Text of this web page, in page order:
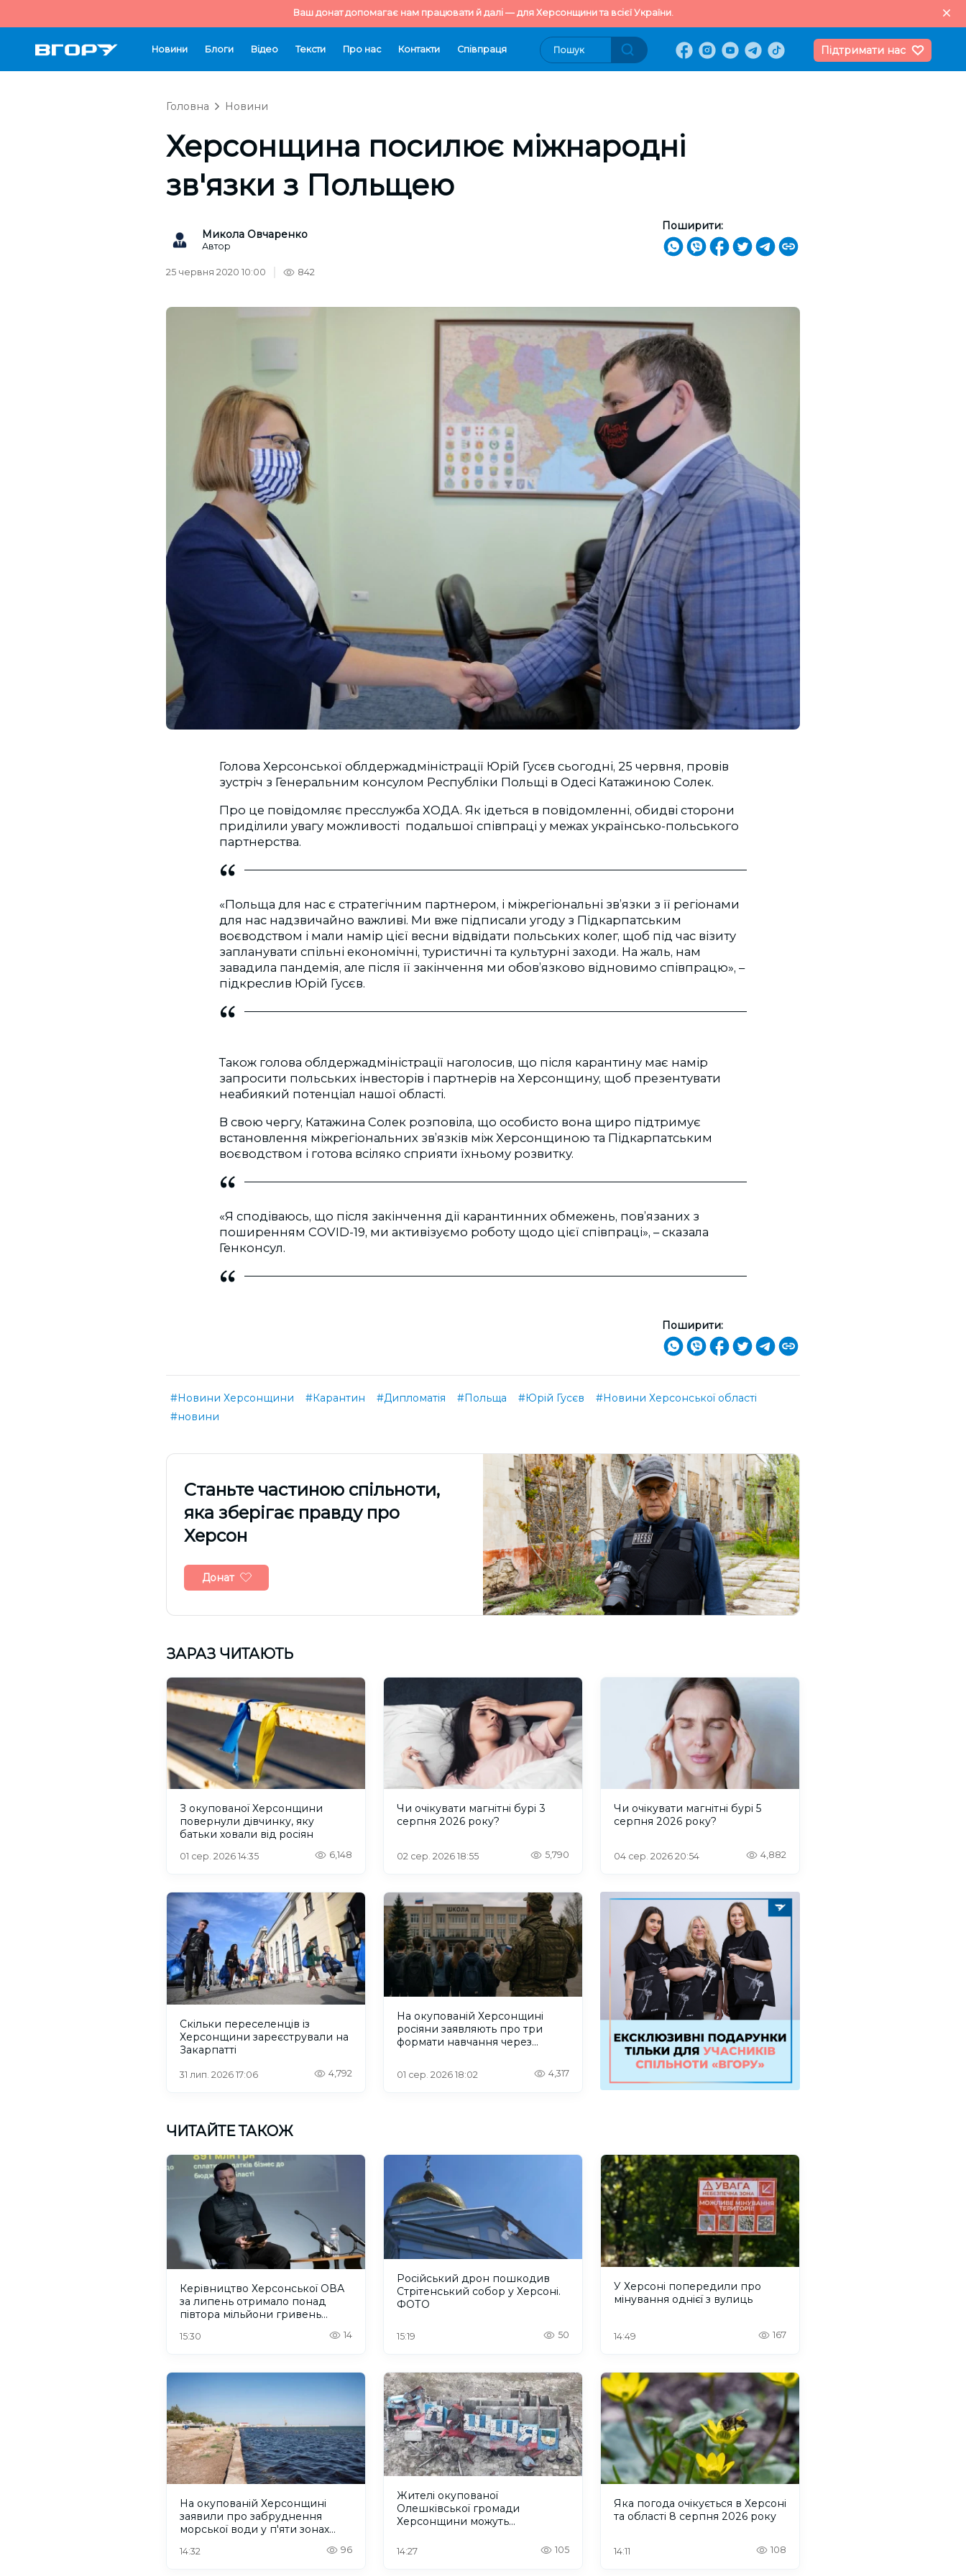
Ваш донат допомагає нам працювати й далі — для Херсонщини та всієї України.
Новини Блоги Відео Тексти Про нас Контакти Cпівпраця Підтримати нас
Головна Новини
Херсонщина посилює міжнародні
зв'язки з Польщею
Микола Овчаренко
Автор
Поширити:
25 червня 2020 10:00 842
Голова Херсонської облдержадміністрації Юрій Гусєв сьогодні, 25 червня, провів
зустріч з Генеральним консулом Республіки Польщі в Одесі Катажиною Солек.
Про це повідомляє пресслужба ХОДА. Як ідеться в повідомленні, обидві сторони
приділили увагу можливості подальшої співпраці у межах українсько-польського
партнерства.
«Польща для нас є стратегічним партнером, і міжрегіональні зв’язки з її регіонами
для нас надзвичайно важливі. Ми вже підписали угоду з Підкарпатським
воєводством і мали намір цієї весни відвідати польських колег, щоб під час візиту
запланувати спільні економічні, туристичні та культурні заходи. На жаль, нам
завадила пандемія, але після її закінчення ми обов’язково відновимо співпрацю», –
підкреслив Юрій Гусєв.
Також голова облдержадміністрації наголосив, що після карантину має намір
запросити польських інвесторів і партнерів на Херсонщину, щоб презентувати
неабиякий потенціал нашої області.
В свою чергу, Катажина Солек розповіла, що особисто вона щиро підтримує
встановлення міжрегіональних зв’язків між Херсонщиною та Підкарпатським
воєводством і готова всіляко сприяти їхньому розвитку.
«Я сподіваюсь, що після закінчення дії карантинних обмежень, пов’язаних з
поширенням COVID-19, ми активізуємо роботу щодо цієї співпраці», – сказала
Генконсул.
Поширити:
#Новини Херсонщини #Карантин #Дипломатія #Польща #Юрій Гусєв
#Новини Херсонської області
#новини
Cтаньте частиною спільноти,
яка зберігає правду про
Херсон
Донат
ЗАРАЗ ЧИТАЮТЬ
З окупованої Херсонщини
повернули дівчинку, яку
батьки ховали від росіян
01 сер. 2026 14:35 6,148
Чи очікувати магнітні бурі 3
серпня 2026 року?
02 сер. 2026 18:55 5,790
Чи очікувати магнітні бурі 5
серпня 2026 року?
04 сер. 2026 20:54 4,882
Скільки переселенців із
Херсонщини зареєстрували на
Закарпатті
31 лип. 2026 17:06 4,792
На окупованій Херсонщині
росіяни заявляють про три
формати навчання через
01 сер. 2026 18:02 4,317
ЧИТАЙТЕ ТАКОЖ
Керівництво Херсонської ОВА
за липень отримало понад
півтора мільйони гривень
15:30 14
Російський дрон пошкодив
Стрітенський собор у Херсоні.
ФОТО
15:19 50
У Херсоні попередили про
мінування однієї з вулиць
14:49 167
На окупованій Херсонщині
заявили про забруднення
морської води у п'яти зонах
14:32 96
Жителі окупованої
Олешківської громади
Херсонщини можуть
допомогу
14:27 105
Яка погода очікується в Херсоні
та області 8 серпня 2026 року
14:11 108